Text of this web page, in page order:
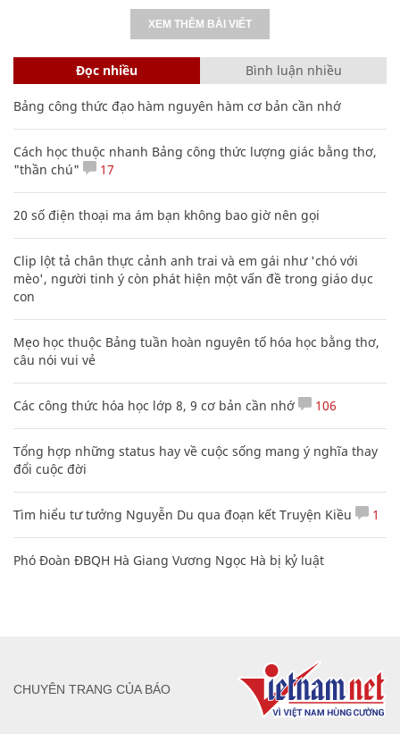
XEM THÊM BÀI VIẾT
Đọc nhiều Bình luận nhiều
Bảng công thức đạo hàm nguyên hàm cơ bản cần nhớ
Cách học thuộc nhanh Bảng công thức lượng giác bằng thơ,
"thần chú"
17
20 số điện thoại ma ám bạn không bao giờ nên gọi
Clip lột tả chân thực cảnh anh trai và em gái như 'chó với
mèo', người tinh ý còn phát hiện một vấn đề trong giáo dục
con
Mẹo học thuộc Bảng tuần hoàn nguyên tố hóa học bằng thơ,
câu nói vui vẻ
Các công thức hóa học lớp 8, 9 cơ bản cần nhớ 106
Tổng hợp những status hay về cuộc sống mang ý nghĩa thay
đổi cuộc đời
Tìm hiểu tư tưởng Nguyễn Du qua đoạn kết Truyện Kiều 1
Phó Đoàn ĐBQH Hà Giang Vương Ngọc Hà bị kỷ luật
CHUYÊN TRANG CỦA BÁO